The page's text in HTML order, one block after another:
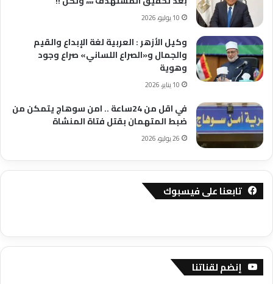
10 يوليو، 2026
وكيل الأزهر : العربية لغة الإبداع والقيم
والجمال و«الصراع اللساني» صراع وجود
وهوية
10 يناير، 2026
في اقل من 24ساعة .. امن سوهاج يتمكن من
ضبط المتهمان بقتل فتاة المنشاة
26 يوليو، 2026
تابعنا على فيسبوك
إنضم لقناتنا